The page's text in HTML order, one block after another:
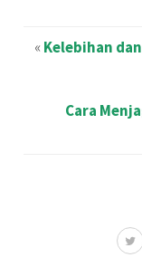
«Kelebihan
Cara